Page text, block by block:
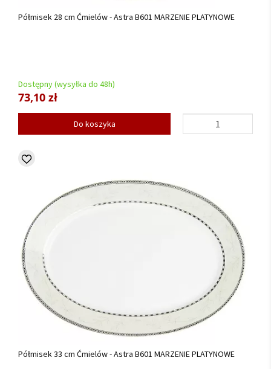
Półmisek 28 cm Ćmielów - Astra B601 MARZENIE PLATYNOWE
Dostępny (wysyłka do 48h)
73,10 zł
Do koszyka
Półmisek 33 cm Ćmielów - Astra B601 MARZENIE PLATYNOWE